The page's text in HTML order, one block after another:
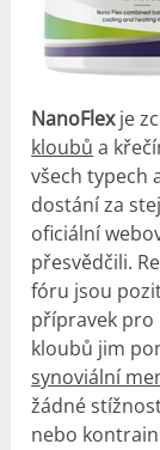
NanoFlexje
kloubů a
všech typech
dostání za
oficiální
přesvědčili.
fóru jsou
přípravek
kloubů jim
synoviální
žádné
nebo